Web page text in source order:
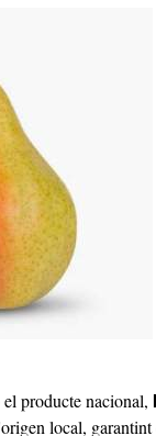
producte nacional,
local,